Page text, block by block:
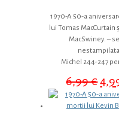
1970-A 50-a
lui Tomas MacCurtain
MacSwiney. –
nestampilata
Michel 244-247
6,99€
a